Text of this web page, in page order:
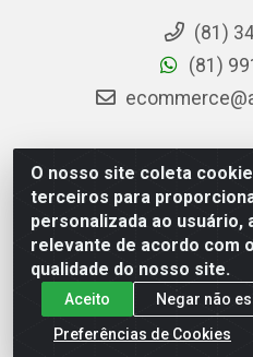
O nosso site coleta
terceiros para
personalizada ao usuário,
relevante de acordo com
qualidade do nosso site.
Aceito
Negar não
Preferências de Cookies
(81)
(81)
Atacamax Importadora de
101 - SUL, KM 79,60 GP E
Guararapes - PE, 54355-010 -